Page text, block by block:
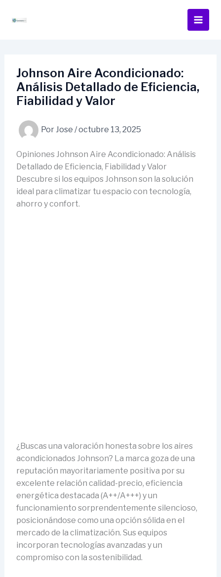
Johnson Aire Acondicionado:
Análisis Detallado de Eficiencia,
Fiabilidad y Valor
PorJose /octubre 13, 2025
Opiniones Johnson Aire Acondicionado: Análisis
Detallado de Eficiencia, Fiabilidad y Valor
Descubre si los equipos Johnson son la solución
ideal para climatizar tu espacio con tecnología,
ahorro y confort.
¿Buscas una valoración honesta sobre los aires
acondicionados Johnson? La marca goza de una
reputación mayoritariamente positiva por su
excelente relación calidad-precio, eficiencia
energética destacada (A++/A+++) y un
funcionamiento sorprendentemente silencioso,
posicionándose como una opción sólida en el
mercado de la climatización. Sus equipos
incorporan tecnologías avanzadas y un
compromiso con la sostenibilidad.